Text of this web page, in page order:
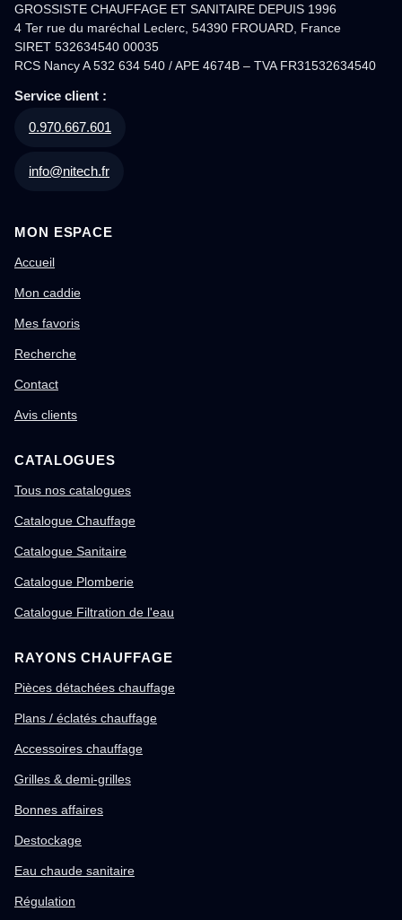
GROSSISTE CHAUFFAGE ET SANITAIRE DEPUIS 1996
4 Ter rue du maréchal Leclerc, 54390 FROUARD, France
SIRET 532634540 00035
RCS Nancy A 532 634 540 / APE 4674B – TVA FR31532634540
Service client :
0.970.667.601
info@nitech.fr
MON ESPACE
Accueil
Mon caddie
Mes favoris
Recherche
Contact
Avis clients
CATALOGUES
Tous nos catalogues
Catalogue Chauffage
Catalogue Sanitaire
Catalogue Plomberie
Catalogue Filtration de l'eau
RAYONS CHAUFFAGE
Pièces détachées chauffage
Plans / éclatés chauffage
Accessoires chauffage
Grilles & demi-grilles
Bonnes affaires
Destockage
Eau chaude sanitaire
Régulation